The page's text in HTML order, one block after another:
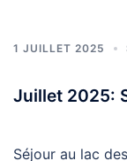
1 JUILLET 2025
Juillet 2025:
Séjour au lac